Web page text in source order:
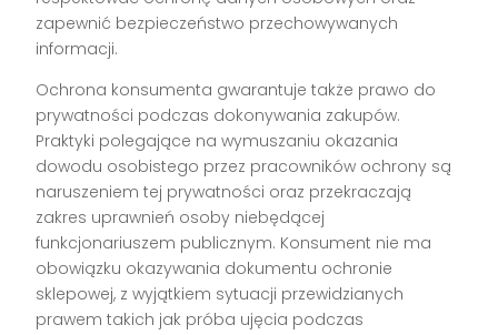
zapewnić bezpieczeństwo przechowywanych
informacji.
Ochrona konsumenta gwarantuje także prawo do
prywatności podczas dokonywania zakupów.
Praktyki polegające na wymuszaniu okazania
dowodu osobistego przez pracowników ochrony są
naruszeniem tej prywatności oraz przekraczają
zakres uprawnień osoby niebędącej
funkcjonariuszem publicznym. Konsument nie ma
obowiązku okazywania dokumentu ochronie
sklepowej, z wyjątkiem sytuacji przewidzianych
prawem takich jak próba ujęcia podczas